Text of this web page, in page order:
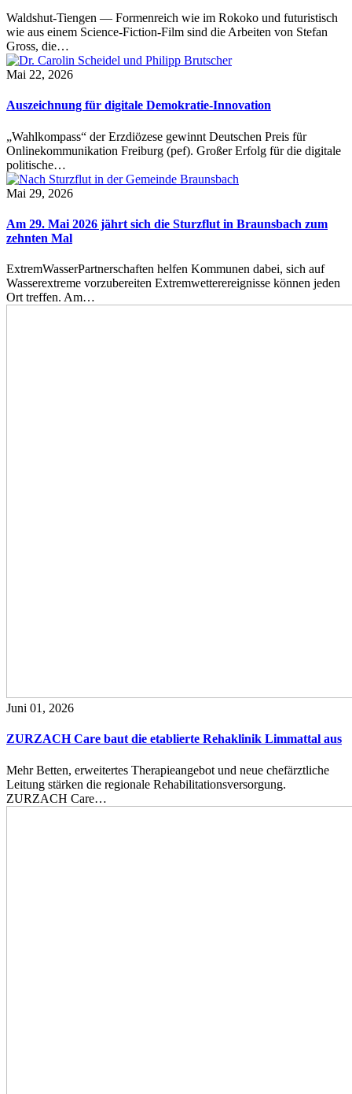
Waldshut-Tiengen — Formenreich wie im Rokoko und futuristisch
wie aus einem Science-Fiction-Film sind die Arbeiten von Stefan
Gross, die…
Mai 22, 2026
Auszeichnung für digitale Demokratie-Innovation
„Wahlkompass“ der Erzdiözese gewinnt Deutschen Preis für
Onlinekommunikation Freiburg (pef). Großer Erfolg für die digitale
politische…
Mai 29, 2026
Am 29. Mai 2026 jährt sich die Sturzflut in Braunsbach zum
zehnten Mal
ExtremWasserPartnerschaften helfen Kommunen dabei, sich auf
Wasserextreme vorzubereiten Extremwetterereignisse können jeden
Ort treffen. Am…
Juni 01, 2026
ZURZACH Care baut die etablierte Rehaklinik Limmattal aus
Mehr Betten, erweitertes Therapieangebot und neue chefärztliche
Leitung stärken die regionale Rehabilitationsversorgung.
ZURZACH Care…